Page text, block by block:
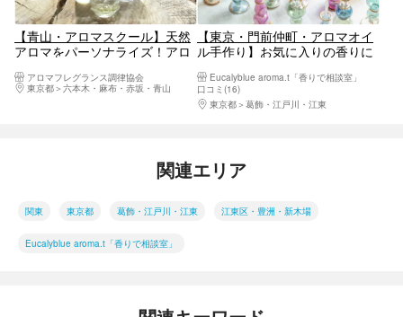
【青山・アロマスクール】天然
アロマをパーソナライズ！アロ
アロマフレグランス調律協会
東京都
六本木・麻布・赤坂・青山
【東京・門前仲町・アロマオイ
ル手作り】お気に入りの香りに
個）＜平日プラン＞
Eucalyblue aroma.t「香りで相談室」
口コミ(16)
東京都
葛飾・江戸川・江東
関連エリア
関東 東京都 葛飾・江戸川・江東 江東区・豊洲・新木場
Eucalyblue aroma.t「香りで相談室」